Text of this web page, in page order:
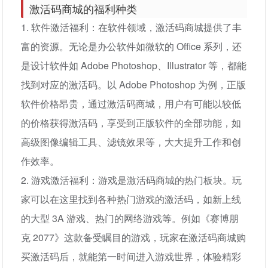
激活码商城的福利种类
1. 软件激活福利：在软件领域，激活码商城提供了丰
富的资源。无论是办公软件如微软的 Office 系列，还
是设计软件如 Adobe Photoshop、Illustrator 等，都能
找到对应的激活码。以 Adobe Photoshop 为例，正版
软件价格昂贵，通过激活码商城，用户有可能以较低
的价格获得激活码，享受到正版软件的全部功能，如
高级图像编辑工具、滤镜效果等，大大提升工作和创
作效率。
2. 游戏激活福利：游戏是激活码商城的热门板块。玩
家可以在这里找到各种热门游戏的激活码，如新上线
的大型 3A 游戏、热门的网络游戏等。例如《赛博朋
克 2077》这款备受瞩目的游戏，玩家在激活码商城购
买激活码后，就能第一时间进入游戏世界，体验精彩